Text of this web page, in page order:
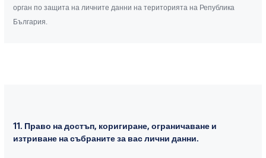
орган по защита на личните данни на територията на Република
България.
11. Право на достъп, коригиране, ограничаване и
изтриване на събраните за вас лични данни.